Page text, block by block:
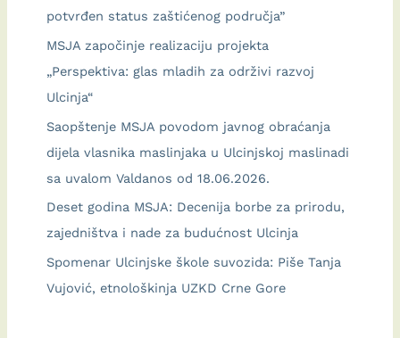
potvrđen status zaštićenog područja”
MSJA započinje realizaciju projekta
„Perspektiva: glas mladih za održivi razvoj
Ulcinja“
Saopštenje MSJA povodom javnog obraćanja
dijela vlasnika maslinjaka u Ulcinjskoj maslinadi
sa uvalom Valdanos od 18.06.2026.
Deset godina MSJA: Decenija borbe za prirodu,
zajedništva i nade za budućnost Ulcinja
Spomenar Ulcinjske škole suvozida: Piše Tanja
Vujović, etnološkinja UZKD Crne Gore